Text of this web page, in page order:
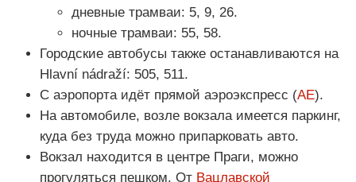
дневные трамваи: 5, 9, 26.
ночные трамваи: 55, 58.
Городские автобусы также останавливаются на
Hlavní nádraží: 505, 511.
С аэропорта идёт прямой аэроэкспресс (AE).
На автомобиле, возле вокзала имеется паркинг,
куда без труда можно припарковать авто.
Вокзал находится в центре Праги, можно
прогуляться пешком. От Вацлавской